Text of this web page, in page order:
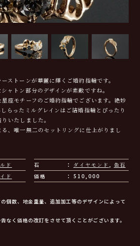
ストーンが華麗に輝くご婚約指輪です。
ャトン部分のデザインが素敵ですね。
座モチーフのご婚約指輪でございます。絶妙
らったミルグレインはご結婚指輪とぴったり
いたしました。
、唯一無二のセットリングに仕上がりまし
ド 石 ダイヤモンド , 色石
ド 価格 510,000
個数、地金重量、追加加工等のデザインによって
なく価格の改訂をさせて頂くことがございます。